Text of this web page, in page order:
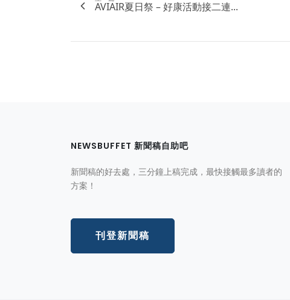
AVIAIR夏日祭 – 好康活動接二連...
NEWSBUFFET 新聞稿自助吧
新聞稿的好去處，三分鐘上稿完成，最快接觸最多讀者的
方案！
刊登新聞稿